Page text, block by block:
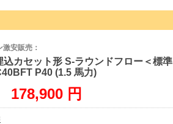
安販売：
カセット形 S-ラウンドフロー＜標準
P40 (1.5 馬力)
178,900 円